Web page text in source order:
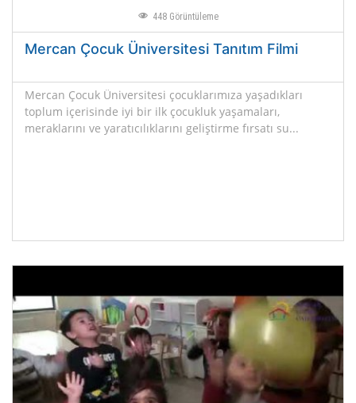
448Görüntüleme
Mercan Çocuk Üniversitesi Tanıtım Filmi
Mercan Çocuk Üniversitesi çocuklarımıza yaşadıkları
toplum içerisinde iyi bir ilk çocukluk yaşamaları,
meraklarını ve yaratıcılıklarını geliştirme fırsatı su...